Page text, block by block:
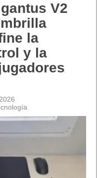
V2
la
y la